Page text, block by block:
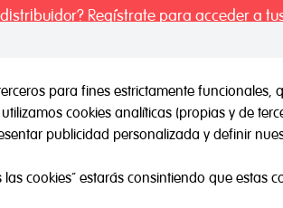
Regístrate para acceder a
Otras marcas Outlet Sobre Nosotros
para fines estrictamente
cookies analíticas (propias y de
publicidad personalizada y definir
cookies” estarás consintiendo que estas